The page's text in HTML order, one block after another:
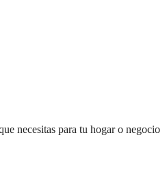
necesitas para tu hogar o negocio